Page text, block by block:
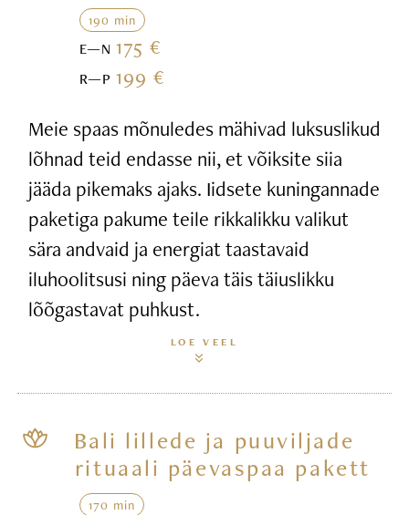
190 min
E—N175 €
R—P199 €
Meie spaas mõnuledes mähivad luksuslikud
lõhnad teid endasse nii, et võiksite siia
jääda pikemaks ajaks. Iidsete kuningannade
paketiga pakume teile rikkalikku valikut
sära andvaid ja energiat taastavaid
iluhoolitsusi ning päeva täis täiuslikku
lõõgastavat puhkust.
LOE VEEL
Bali lillede ja puuviljade
rituaali päevaspaa pakett
170 min